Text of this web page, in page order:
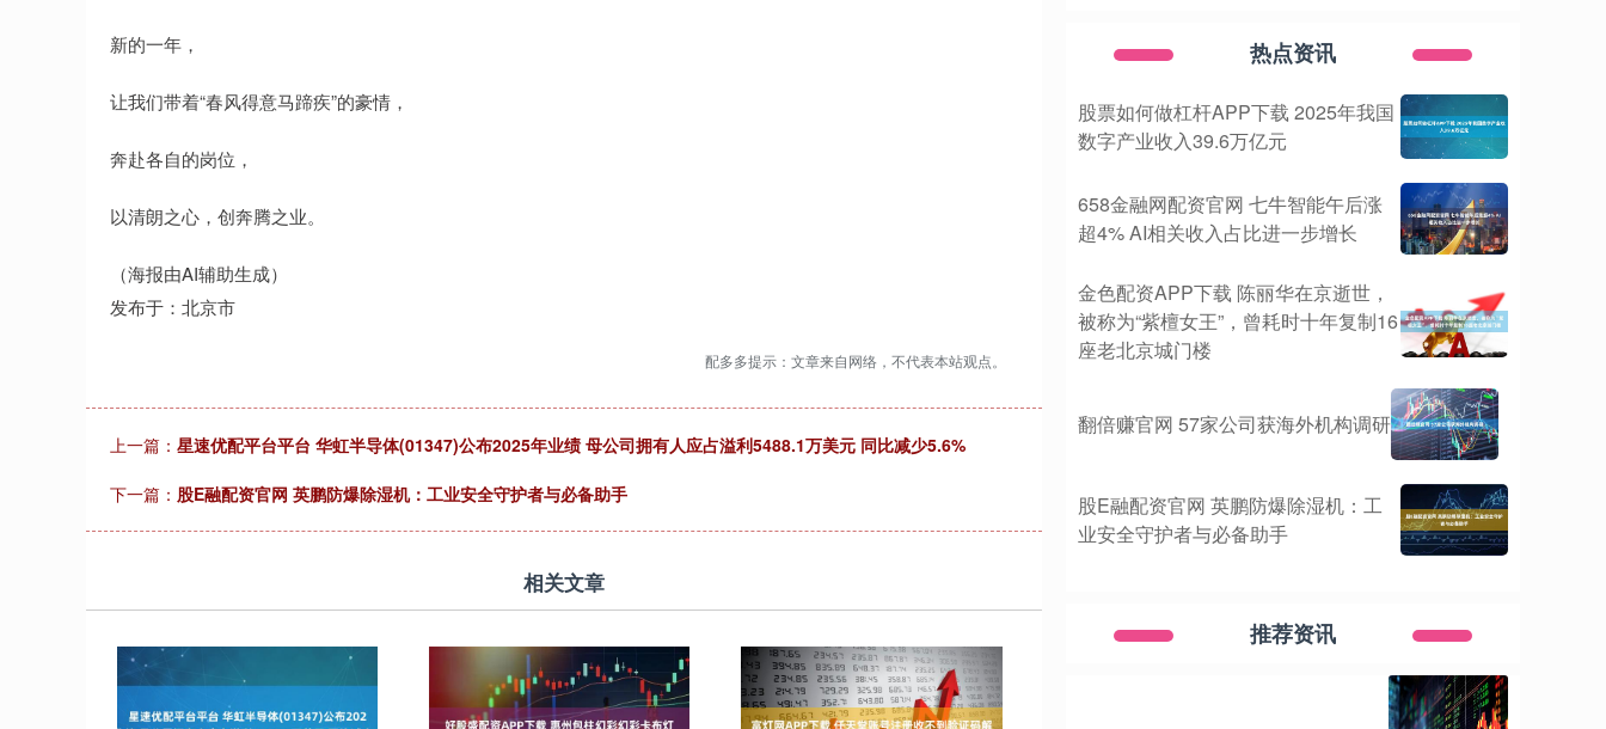
新的一年，
让我们带着“春风得意马蹄疾”的豪情，
奔赴各自的岗位，
以清朗之心，创奔腾之业。
（海报由AI辅助生成）
发布于：北京市
配多多提示：文章来自网络，不代表本站观点。
上一篇： 星速优配平台平台 华虹半导体(01347)公布2025年业绩 母公司拥有人应占溢利5488.1万美元 同比减少5.6%
下一篇： 股E融配资官网 英鹏防爆除湿机：工业安全守护者与必备助手
相关文章
热点资讯
股票如何做杠杆APP下载 2025年我国
数字产业收入39.6万亿元
658金融网配资官网 七牛智能午后涨
超4% AI相关收入占比进一步增长
金色配资APP下载 陈丽华在京逝世，
被称为“紫檀女王”，曾耗时十年复制16
座老北京城门楼
翻倍赚官网 57家公司获海外机构调研
股E融配资官网 英鹏防爆除湿机：工
业安全守护者与必备助手
推荐资讯